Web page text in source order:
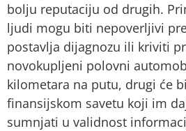
bolju reputaciju od drugih.
ljudi mogu biti nepoverljivi
postavlja dijagnozu ili kriviti
novokupljeni polovni
kilometara na putu, drugi će
finansijskom savetu koji im
sumnjati u validnost